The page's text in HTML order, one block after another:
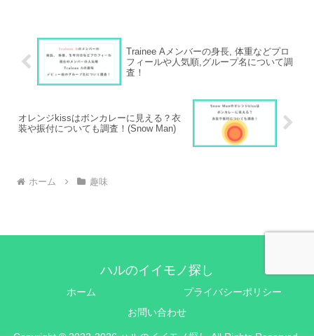
Trainee Aメンバーの身長, 体重などプロ
フィールや人気順,グループ名について調
査！
オレンジkissはボンカレーに見える？衣
装や振付についても調査！(Snow Man)
ホーム 趣味
ハルのイイモノ探し
ホーム
プライバシーポリシー
お問い合わせ